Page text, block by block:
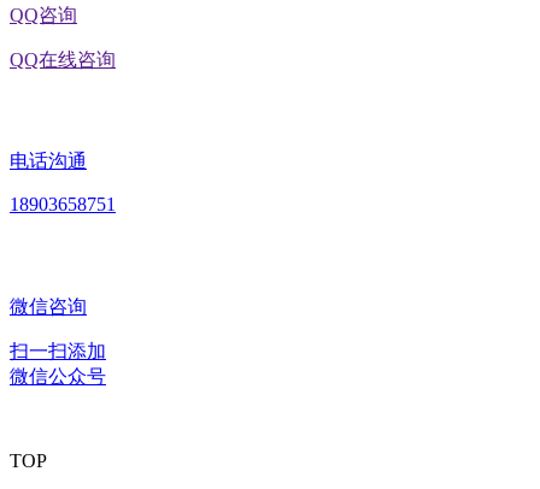
QQ咨询
QQ在线咨询
电话沟通
18903658751
微信咨询
扫一扫添加
微信公众号
TOP